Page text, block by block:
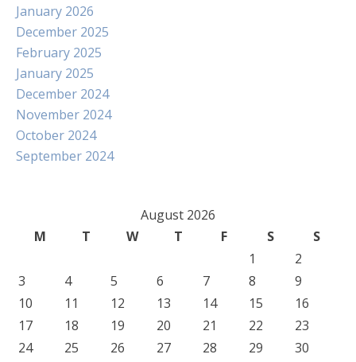
January 2026
December 2025
February 2025
January 2025
December 2024
November 2024
October 2024
September 2024
August 2026
M
T W T F S
S
1
2
3
4 5 6 7 8
9
10
11 12 13 14 15
16
17
18 19 20 21 22
23
24
25 26 27 28 29
30